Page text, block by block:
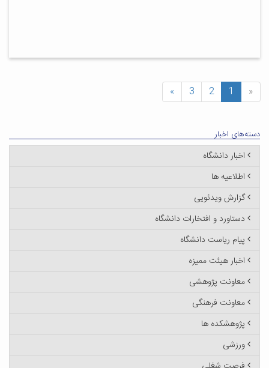
«
1
2
3
»
دسته‌های اخبار
اخبار دانشگاه
اطلاعیه ها
گزارش ویدئویی
دستاورد و افتخارات دانشگاه
پیام ریاست دانشگاه
اخبار هیئت ممیزه
معاونت پژوهشی
معاونت فرهنگی
پژوهشکده ها
ورزشی